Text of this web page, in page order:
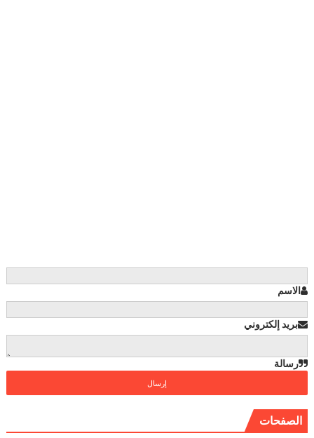
الاسم
بريد إلكتروني
رسالة
الصفحات